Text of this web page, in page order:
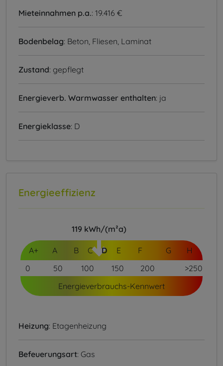
Mieteinnahmen p.a.: 19.416 €
Bodenbelag: Beton, Fliesen, Laminat
Zustand: gepflegt
Energieverb. Warmwasser enthalten: ja
Energieklasse: D
Energieeffizienz
A+ A B C D E F G H
119 kWh/(m²a)
0 50 100 150 200
>250
Energieverbrauchs-Kennwert
Heizung: Etagenheizung
Befeuerungsart: Gas